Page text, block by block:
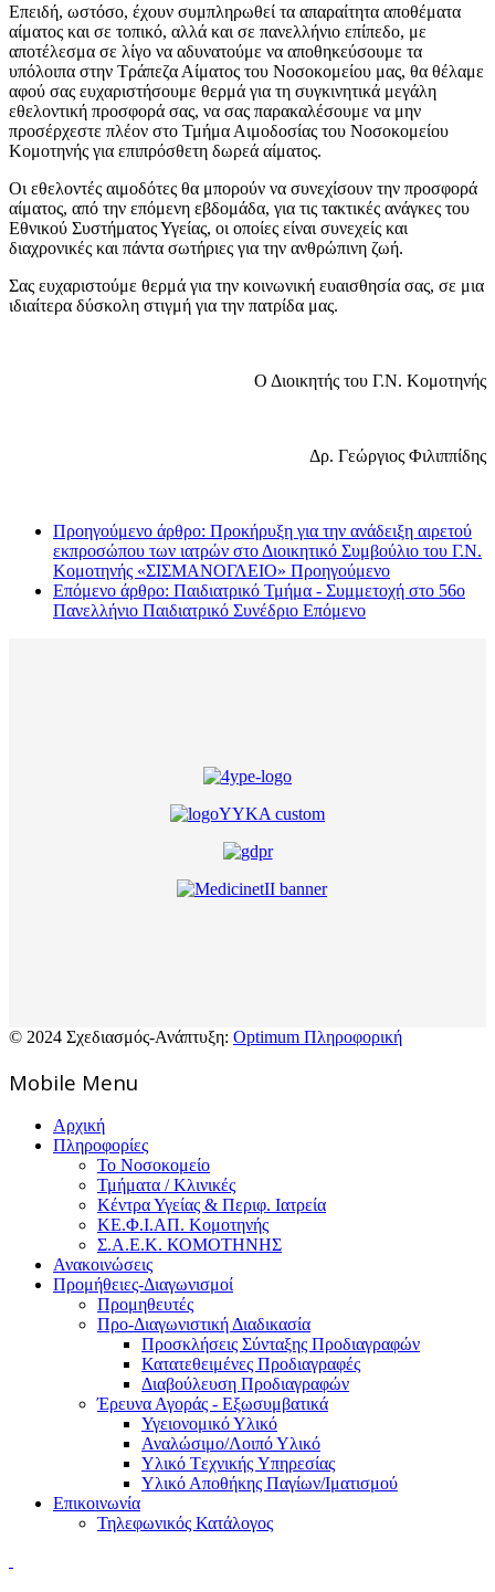
Επειδή, ωστόσο, έχουν συμπληρωθεί τα απαραίτητα αποθέματα
αίματος και σε τοπικό, αλλά και σε πανελλήνιο επίπεδο, με
αποτέλεσμα σε λίγο να αδυνατούμε να αποθηκεύσουμε τα
υπόλοιπα στην Τράπεζα Αίματος του Νοσοκομείου μας, θα θέλαμε
αφού σας ευχαριστήσουμε θερμά για τη συγκινητικά μεγάλη
εθελοντική προσφορά σας, να σας παρακαλέσουμε να μην
προσέρχεστε πλέον στο Τμήμα Αιμοδοσίας του Νοσοκομείου
Κομοτηνής για επιπρόσθετη δωρεά αίματος.
Οι εθελοντές αιμοδότες θα μπορούν να συνεχίσουν την προσφορά
αίματος, από την επόμενη εβδομάδα, για τις τακτικές ανάγκες του
Εθνικού Συστήματος Υγείας, οι οποίες είναι συνεχείς και
διαχρονικές και πάντα σωτήριες για την ανθρώπινη ζωή.
Σας ευχαριστούμε θερμά για την κοινωνική ευαισθησία σας, σε μια
ιδιαίτερα δύσκολη στιγμή για την πατρίδα μας.
Ο Διοικητής του Γ.Ν. Κομοτηνής
Δρ. Γεώργιος Φιλιππίδης
Προηγούμενο άρθρο: Προκήρυξη για την ανάδειξη αιρετού
εκπροσώπου των ιατρών στο Διοικητικό Συμβούλιο του Γ.Ν.
Κομοτηνής «ΣΙΣΜΑΝΟΓΛΕΙΟ» Προηγούμενο
Επόμενο άρθρο: Παιδιατρικό Τμήμα - Συμμετοχή στο 56ο
Πανελλήνιο Παιδιατρικό Συνέδριο Επόμενο
© 2024 Σχεδιασμός-Ανάπτυξη: Optimum Πληροφορική
Mοbile Menu
Αρχική
Πληροφορίες
Το Νοσοκομείο
Τμήματα / Κλινικές
Κέντρα Υγείας & Περιφ. Ιατρεία
ΚΕ.Φ.Ι.ΑΠ. Κομοτηνής
Σ.Α.Ε.Κ. ΚΟΜΟΤΗΝΗΣ
Ανακοινώσεις
Προμήθειες-Διαγωνισμοί
Προμηθευτές
Προ-Διαγωνιστική Διαδικασία
Προσκλήσεις Σύνταξης Προδιαγραφών
Κατατεθειμένες Προδιαγραφές
Διαβούλευση Προδιαγραφών
Έρευνα Αγοράς - Εξωσυμβατικά
Υγειονομικό Υλικό
Αναλώσιμο/Λοιπό Υλικό
Υλικό Tεχνικής Yπηρεσίας
Υλικό Αποθήκης Παγίων/Ιματισμού
Επικοινωνία
Τηλεφωνικός Κατάλογος